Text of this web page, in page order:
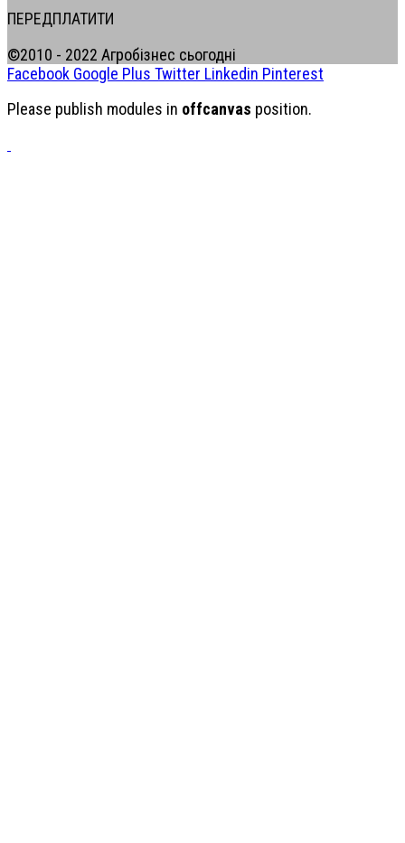
ПЕРЕДПЛАТИТИ
©2010 - 2022 Агробізнес сьогодні
Facebook Google Plus Twitter Linkedin Pinterest
Please publish modules in offcanvas position.